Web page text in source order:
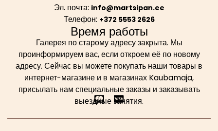
Эл. почта: info@martsipan.ee
Телефон: +372 5553 2626
Время работы
Галерея по старому адресу закрыта. Мы
проинформируем вас, если откроем её по новому
адресу. Сейчас вы можете покупать наши товары в
интернет-магазине и в магазинах Kaubamaja,
присылать нам специальные заказы и заказывать
выездные занятия.